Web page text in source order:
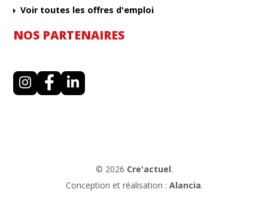
Voir toutes les offres d'emploi
NOS PARTENAIRES
I
n
F
a
L
i
© 2026 Cre'actuel.
Conception et réalisation : Alancia.